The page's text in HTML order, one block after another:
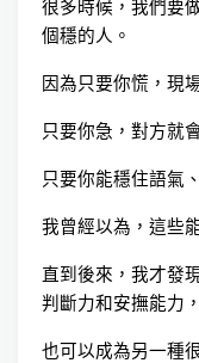
很多時候，我們要
個穩的人。
因為只要你慌，現
只要你急，對方就
只要你能穩住語氣
我曾經以為，這些
直到後來，我才發
判斷力和安撫能力，
也可以成為另一種